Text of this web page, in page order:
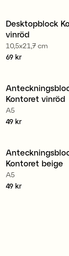
Nyhet
Desktopblock
vinröd
10,5x21,7 cm
Pris:
69 kr
Nyhet
Kontoret vinröd
A5
Pris:
49 kr
Nyhet
Kontoret beige
A5
Pris:
49 kr